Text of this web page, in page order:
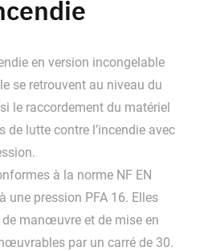
en version incongelable
se retrouvent au niveau du
le raccordement du matériel
de lutte contre l’incendie avec
à la norme NF EN
une pression PFA 16. Elles
manœuvre et de mise en
par un carré de 30.